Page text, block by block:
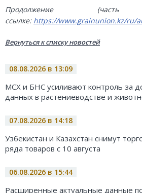
Продолжение
ссылке: https://www.grainunion.kz/ru/
Вернуться к списку новостей
08.08.2026 в 13:09
МСХ и БНС усиливают контроль за
данных в растениеводстве и
07.08.2026 в 14:18
Узбекистан и Казахстан снимут
ряда товаров с 10 августа
06.08.2026 в 15:44
Расширенные актуальные данные